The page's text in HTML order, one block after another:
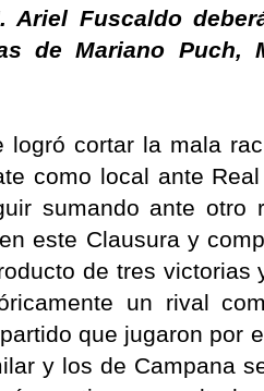
Ariel Fuscaldo
de Mariano Puch,
logró cortar la mala
como local ante
sumando ante otro
este Clausura y
de tres
un rival
que jugaron por
y los de Campana